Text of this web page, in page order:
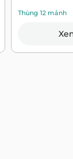
Thùng 12 mảnh